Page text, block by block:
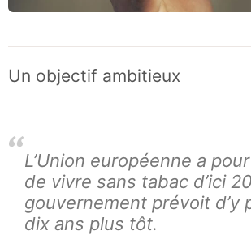
Un objectif ambitieux
L’Union européenne a
de vivre sans tabac d’ici
gouvernement prévoit d’y
dix ans plus tôt.